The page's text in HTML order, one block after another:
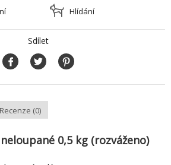
Hlídání
Sdílet
Recenze (0)
0,5 kg (rozváženo)